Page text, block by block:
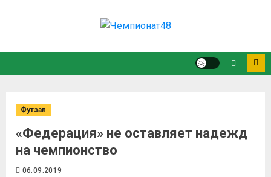
Футзал
«Федерация» не оставляет надежд
на чемпионство
06.09.2019